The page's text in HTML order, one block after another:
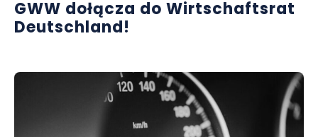
GWW dołącza do Wirtschaftsrat
Deutschland!